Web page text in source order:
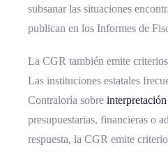
subsanar las situaciones
publican en los Informes de
La CGR también emite
Las instituciones estatales
Contraloría sobre interpretación
presupuestarias, financieras o
respuesta, la CGR emite